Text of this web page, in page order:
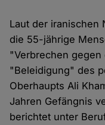
Laut der iranischen
die 55-jährige
"Verbrechen
"Beleidigung" des
Oberhaupts Ali
Jahren Gefängnis
berichtet unter